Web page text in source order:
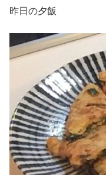
昨日の夕飯